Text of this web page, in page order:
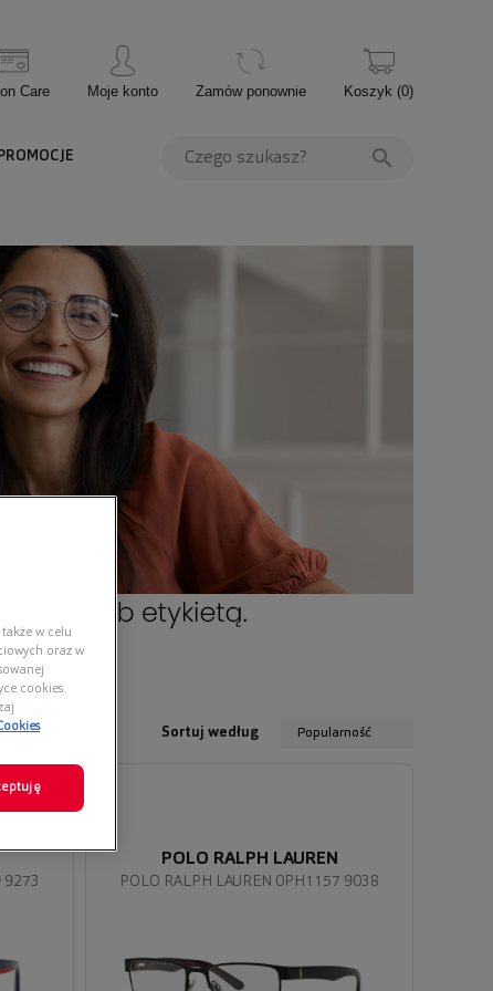
Care Moje konto Zamów ponownie Koszyk (0)
PROMOCJE
Sortuj według Popularność
9273 POLO RALPH LAUREN 0PH1157 9038
POLO RALPH LAUREN
w celu
oraz w
cookies.